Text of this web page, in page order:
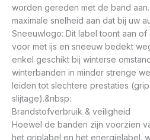
worden gereden met de band
maximale snelheid aan dat bij uw
Sneeuwlogo: Dit label toont aan
voor met ijs en sneeuw bedekt
enkel geschikt bij winterse
winterbanden in minder strenge
leiden tot slechtere prestaties
slijtage).&nbsp:
Brandstofverbruik & veiligheid
Hoewel de banden zijn voorzien
het griplabel en het energielabel.